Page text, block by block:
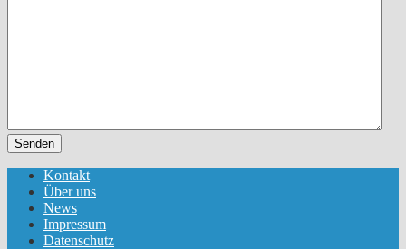
Senden
Kontakt
Über uns
News
Impressum
Datenschutz